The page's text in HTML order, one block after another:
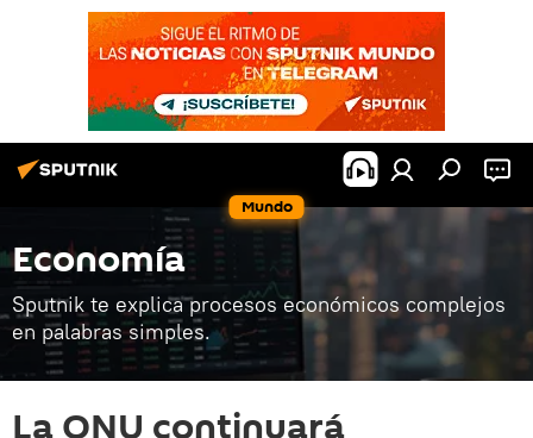
Mundo
Economía
Sputnik te explica procesos económicos complejos
en palabras simples.